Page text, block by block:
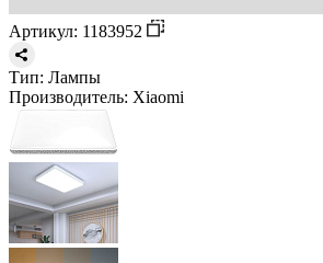
Артикул: 1183952
Тип: Лампы
Производитель: Xiaomi